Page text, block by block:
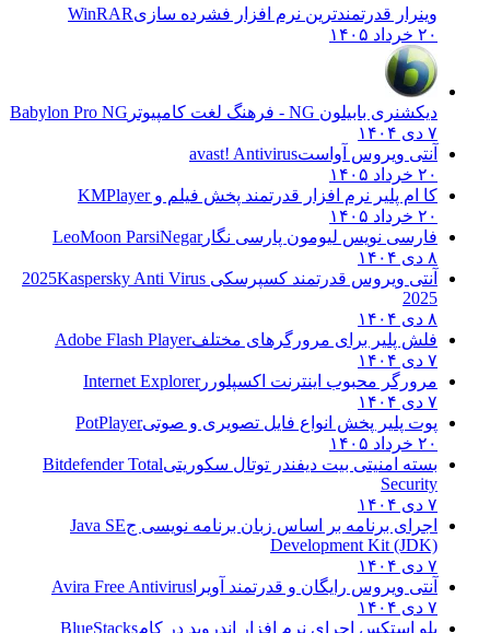
وینرار قدرتمندترین نرم افزار فشرده سازیWinRAR
۲۰ خرداد ۱۴۰۵
دیکشنری بابیلون NG - فرهنگ لغت کامپیوتر
Babylon Pro NG
۷ دی ۱۴۰۴
آنتی ویروس آواستavast! Antivirus
۲۰ خرداد ۱۴۰۵
کا ام پلیر نرم افزار قدرتمند پخش فیلم وKMPlayer
۲۰ خرداد ۱۴۰۵
فارسی نویس لیومون پارسی نگارLeoMoon ParsiNegar
۸ دی ۱۴۰۴
آنتی ویروس قدرتمند کسپرسکی 2025 Kaspersky Anti Virus
2025
۸ دی ۱۴۰۴
فلش پلیر برای مرورگرهای مختلفAdobe Flash Player
۷ دی ۱۴۰۴
مرورگر محبوب اینترنت اکسپلوررInternet Explorer
۷ دی ۱۴۰۴
پوت پلیر پخش انواع فایل تصویری و صوتیPotPlayer
۲۰ خرداد ۱۴۰۵
بسته امنیتی بیت دیفندر توتال سکوریتیBitdefender Total
Security
۷ دی ۱۴۰۴
اجرای برنامه بر اساس زبان برنامه نویسی جJava SE
Development Kit (JDK)
۷ دی ۱۴۰۴
آنتی ویروس رایگان و قدرتمند آویرا Avira Free Antivirus
۷ دی ۱۴۰۴
بلو استکس اجرای نرم افزار اندروید در کامBlueStacks